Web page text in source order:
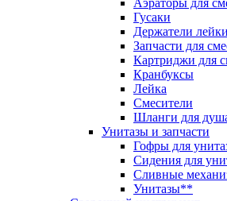
Аэраторы для
Гусаки
Держатели лейки
Запчасти для
Картриджи для
Кранбуксы
Лейка
Смесители
Шланги для
Унитазы и запчасти
Гофры для
Сидения для
Сливные
Унитазы**